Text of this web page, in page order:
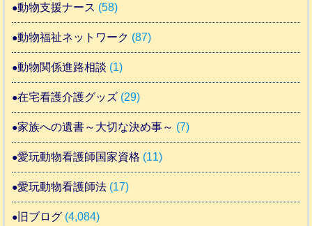
動物支援ナース (58)
動物福祉ネットワーク (87)
動物関係進路相談 (1)
在宅看護介護グッズ (29)
家族への遺書～大切な決め事～ (7)
愛玩動物看護師国家資格 (11)
愛玩動物看護師法 (17)
旧ブログ (4,084)